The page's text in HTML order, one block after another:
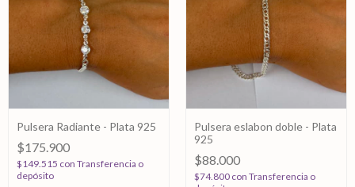
Pulsera Radiante - Plata 925
$175.900
$149.515 con Transferencia o
depósito
Pulsera eslabon doble - Plata
925
$88.000
$74.800 con Transferencia o